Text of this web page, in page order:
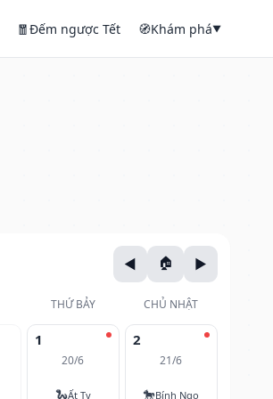
🧧Đếm ngược Tết 🧭Khám phá▼
THỨ BẢY CHỦ NHẬT
1
20/6
🐍Ất Tỵ
2
21/6
🐎Bính Ngọ